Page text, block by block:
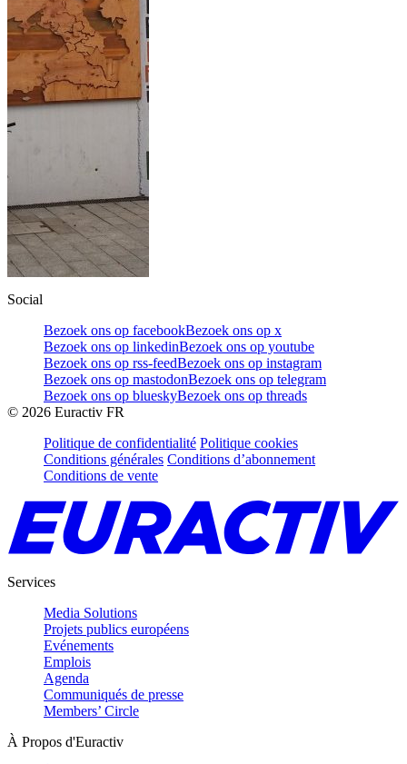
Social
Bezoek ons op facebookBezoek ons op x
Bezoek ons op linkedinBezoek ons op youtube
Bezoek ons op rss-feedBezoek ons op instagram
Bezoek ons op mastodonBezoek ons op telegram
Bezoek ons op blueskyBezoek ons op threads
© 2026 Euractiv FR
Politique de confidentialité Politique cookies
Conditions générales Conditions d’abonnement
Conditions de vente
Services
Media Solutions
Projets publics européens
Evénements
Emplois
Agenda
Communiqués de presse
Members’ Circle
À Propos d'Euractiv